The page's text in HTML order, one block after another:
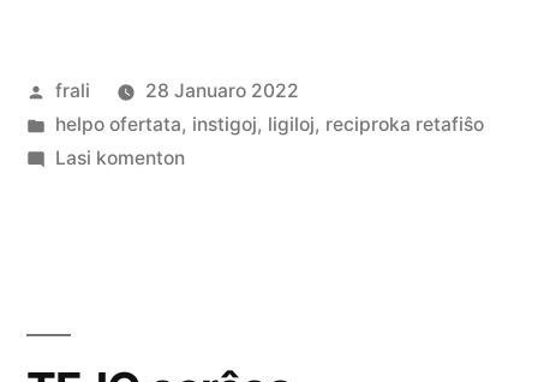
Afiŝita
de
frali
28 Januaro 2022
Afiŝita
en
helpo ofertata, instigoj, ligiloj, reciproka retafiŝo
Lasi komentonpri